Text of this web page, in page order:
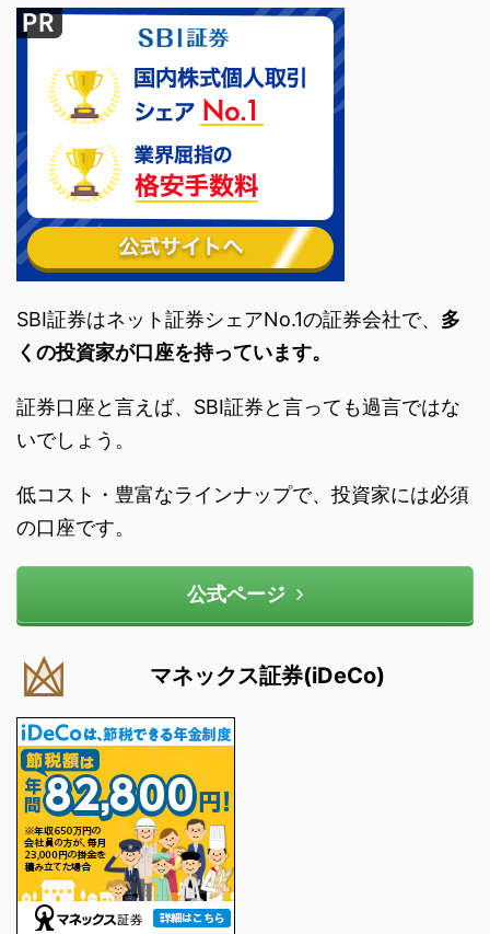
SBI証券はネット証券シェアNo.1の証券会社で、 多
くの投資家が口座を持っています。
証券口座と言えば、SBI証券と言っても過言ではな
いでしょう。
低コスト・豊富なラインナップで、投資家には必須
の口座です。
公式ページ
マネックス証券(iDeCo)